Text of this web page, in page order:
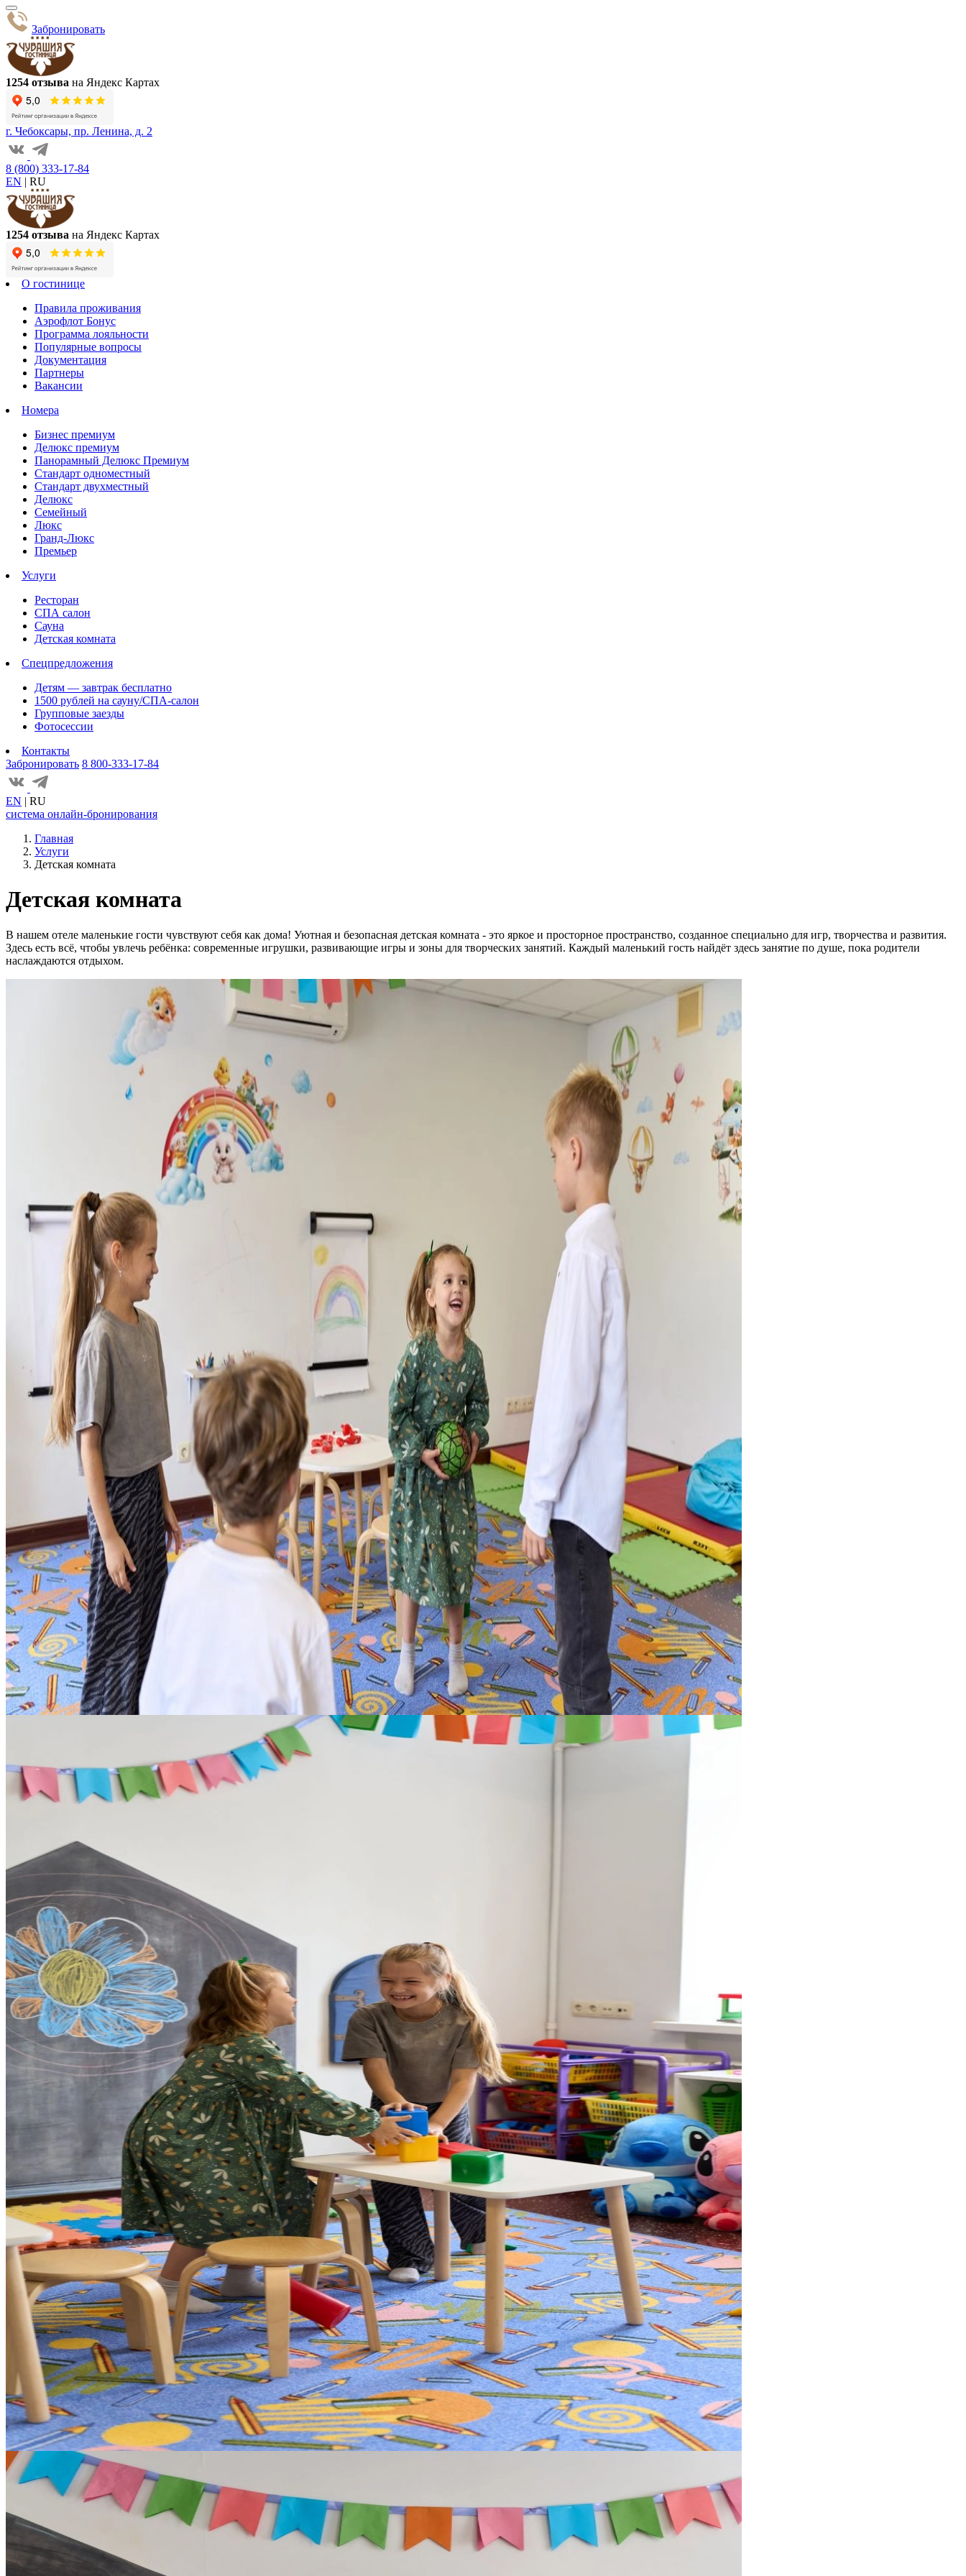
Забронировать
1254 отзыва на Яндекс Картах
г. Чебоксары, пр. Ленина, д. 2
8 (800) 333-17-84
EN | RU
1254 отзыва на Яндекс Картах
О гостинице
Правила проживания
Аэрофлот Бонус
Программа лояльности
Популярные вопросы
Документация
Партнеры
Вакансии
Номера
Бизнес премиум
Делюкс премиум
Панорамный Делюкс Премиум
Стандарт одноместный
Стандарт двухместный
Делюкс
Семейный
Люкс
Гранд-Люкс
Премьер
Услуги
Ресторан
СПА салон
Сауна
Детская комната
Спецпредложения
Детям — завтрак бесплатно
1500 рублей на сауну/СПА-салон
Групповые заезды
Фотосессии
Контакты
Забронировать 8 800-333-17-84
EN | RU
система онлайн-бронирования
Главная
Услуги
Детская комната
Детская комната
В нашем отеле маленькие гости чувствуют себя как дома! Уютная и безопасная детская комната - это яркое и просторное пространство, созданное специально для игр, творчества и развития.
Здесь есть всё, чтобы увлечь ребёнка: современные игрушки, развивающие игры и зоны для творческих занятий. Каждый маленький гость найдёт здесь занятие по душе, пока родители
наслаждаются отдыхом.